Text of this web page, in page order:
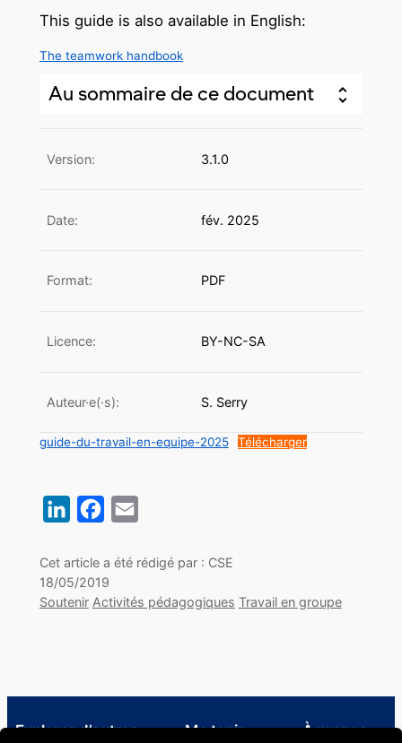
This guide is also available in English:
The teamwork handbook
Au sommaire de ce document
Version: 3.1.0
Date: fév. 2025
Format: PDF
Licence: BY-NC-SA
Auteur·e(·s): S. Serry
guide-du-travail-en-equipe-2025 Télécharger
LinkedInFacebook
Cet article a été rédigé par : CSE
18/05/2019
Soutenir Activités pédagogiques Travail en groupe
Explorer d’autres
Me tenir
À propos